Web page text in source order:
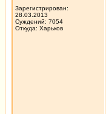
Зарегистрирован:
28.03.2013
Суждений: 7054
Откуда: Харьков